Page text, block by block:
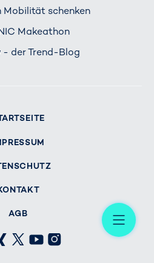
Mobilität schenken
Makeathon
der Trend-Blog
AGB
LinkedIn
Xing X Instagram